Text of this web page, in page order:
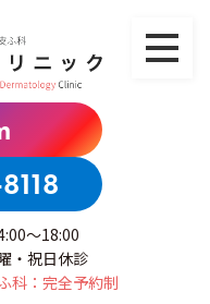
～18:00
・祝日休診
科：完全予約制